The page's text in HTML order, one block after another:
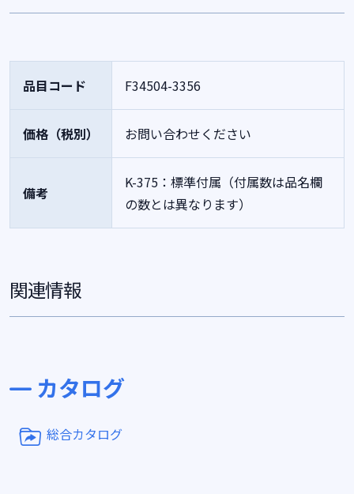
品目コード F34504-3356
価格（税別） お問い合わせください
備考
K-375：標準付属（付属数は品名欄
の数とは異なります）
関連情報
カタログ
総合カタログ